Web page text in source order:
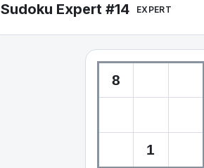
Sudoku Expert #14 EXPERT